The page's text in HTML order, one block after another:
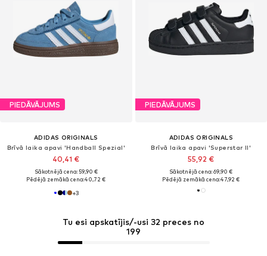
PIEDĀVĀJUMS
ADIDAS ORIGINALS
Brīvā laika apavi 'Handball Spezial'
40,41 €
Sākotnējā cena: 59,90 €
Pēdējā zemākā cena:40,72 €
+3
PIEDĀVĀJUMS
ADIDAS ORIGINALS
Brīvā laika apavi 'Superstar II'
55,92 €
Sākotnējā cena: 69,90 €
Pēdējā zemākā cena:47,92 €
Tu esi apskatījis/-usi 32 preces no
199